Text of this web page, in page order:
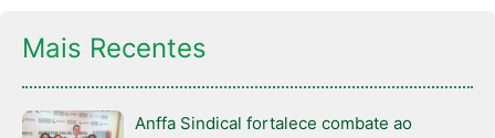
Mais Recentes
Anffa Sindical fortalece combate ao